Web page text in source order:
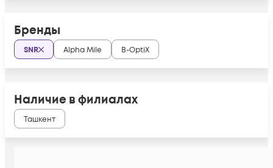
Бренды
SNR Alpha Mile B-OptiX
Наличие в филиалах
Ташкент